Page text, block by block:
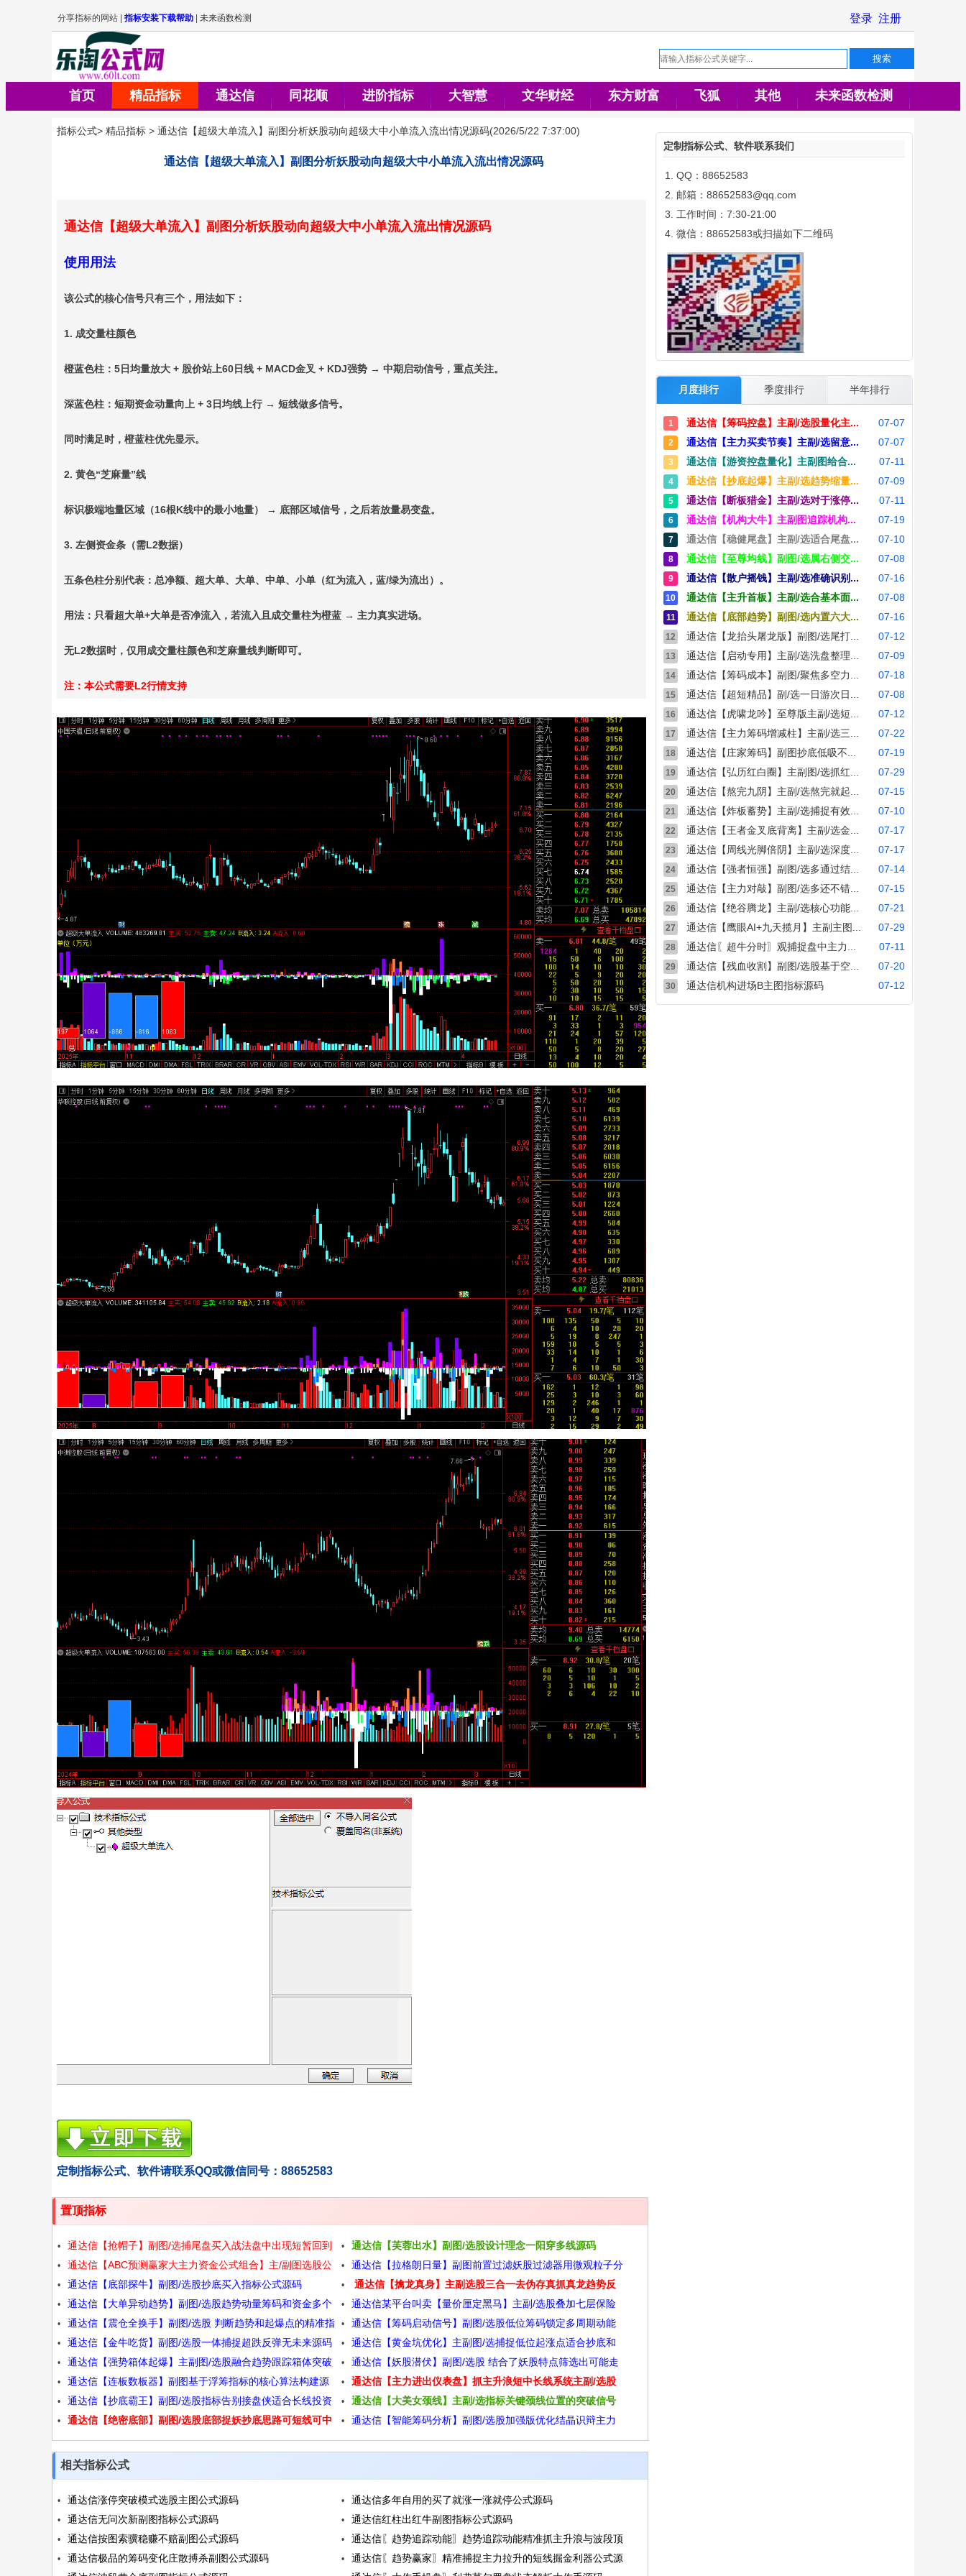
首页 精品指标 通达信 同花顺 进阶指标 大智慧 文华财经 东方财富 飞狐 其他 未来函数检测
指标公式> 精品指标 > 通达信【超级大单流入】副图分析妖股动向超级大中小单流入流出情况源码(2026/5/22 7:37:00)
通达信【超级大单流入】副图分析妖股动向超级大中小单流入流出情况源码
通达信【超级大单流入】副图分析妖股动向超级大中小单流入流出情况源码
使用用法
该公式的核心信号只有三个，用法如下：
1. 成交量柱颜色
橙蓝色柱：5日均量放大 + 股价站上60日线 + MACD金叉 + KDJ强势 → 中期启动信号，重点关注。
深蓝色柱：短期资金动量向上 + 3日均线上行 → 短线做多信号。
同时满足时，橙蓝柱优先显示。
2. 黄色“芝麻量”线
标识极端地量区域（16根K线中的最小地量） → 底部区域信号，之后若放量易变盘。
3. 左侧资金条（需L2数据）
五条色柱分别代表：总净额、超大单、大单、中单、小单（红为流入，蓝/绿为流出）。
用法：只看超大单+大单是否净流入，若流入且成交量柱为橙蓝 → 主力真实进场。
无L2数据时，仅用成交量柱颜色和芝麻量线判断即可。
注：本公式需要L2行情支持
定制指标公式、软件请联系QQ或微信同号：88652583
置顶指标
通达信【抢帽子】副图/选捕尾盘买入战法盘中出现短暂回到
尾盘又重新走强源码
通达信【芙蓉出水】副图/选股设计理念一阳穿多线源码
通达信【ABC预测赢家大主力资金公式组合】主/副图选股公
式大资金波段趋势判断牛股源码
通达信【拉格朗日量】副图前置过滤妖股过滤器用微观粒子分
支选股源码
通达信【底部探牛】副图/选股抄底买入指标公式源码 通达信【擒龙真身】主副选股三合一去伪存真抓真龙趋势反
转一剑封喉源码
通达信【大单异动趋势】副图/选股趋势动量筹码和资金多个
维度看清庄家源码
通达信某平台叫卖【量价厘定黑马】主副/选股叠加七层保险
跳出黄钻发令枪源码
通达信【震仓全换手】副图/选股 判断趋势和起爆点的精准指
标 源码
通达信【筹码启动信号】副图/选股低位筹码锁定多周期动能
三重共振源码
通达信【金牛吃货】副图/选股一体捕捉超跌反弹无未来源码 通达信【黄金坑优化】主副图/选捕捉低位起涨点适合抄底和
趋势启动源码
通达信【强势箱体起爆】主副图/选股融合趋势跟踪箱体突破
强势涨停抄底逃顶四功能源码
通达信【妖股潜伏】副图/选股 结合了妖股特点筛选出可能走
出妖股的个股源码
通达信【连板数板器】副图基于浮筹指标的核心算法构建源
码
通达信【主力进出仪表盘】抓主升浪短中长线系统主副/选股
指标源码
通达信【抄底霸王】副图/选股指标告别接盘侠适合长线投资
与短线操作无未来源码
通达信【大美女颈线】主副/选指标关键颈线位置的突破信号
并辅助判断买卖时机源码
通达信【绝密底部】副图/选股底部捉妖抄底思路可短线可中
线源码
通达信【智能筹码分析】副图/选股加强版优化结晶识辩主力
筹码源码
相关指标公式
通达信涨停突破模式选股主图公式源码
通达信多年自用的买了就涨一涨就停公式源码
通达信无问次新副图指标公式源码
通达信红柱出红牛副图指标公式源码
通达信按图索骥稳赚不赔副图公式源码
通达信〖趋势追踪动能〗趋势追踪动能精准抓主升浪与波段顶
底源码
通达信极品的筹码变化庄散搏杀副图公式源码 通达信〖趋势赢家〗精准捕捉主力拉升的短线掘金利器公式源
定制指标公式、软件联系我们
QQ：88652583
邮箱：88652583@qq.com
工作时间：7:30-21:00
微信：88652583或扫描如下二维码
月度排行 季度排行 半年排行
1 通达信【筹码控盘】主副/选股量化主... 07-07
2 通达信【主力买卖节奏】主副/选留意... 07-07
3 通达信【游资控盘量化】主副图给合... 07-11
4 通达信【抄底起爆】主副/选趋势缩量... 07-09
5 通达信【断板猎金】主副/选对于涨停... 07-11
6 通达信【机构大牛】主副图追踪机构... 07-19
7 通达信【稳健尾盘】主副/选适合尾盘... 07-10
8 通达信【至尊均线】副图/选属右侧交... 07-08
9 通达信【散户摇钱】主副/选准确识别... 07-16
10 通达信【主升首板】主副/选合基本面... 07-08
11 通达信【底部趋势】副图/选内置六大... 07-16
12 通达信【龙抬头屠龙版】副图/选尾打... 07-12
13 通达信【启动专用】主副/选洗盘整理... 07-09
14 通达信【筹码成本】副图/聚焦多空力... 07-18
15 通达信【超短精品】副/选一日游次日... 07-08
16 通达信【虎啸龙吟】至尊版主副/选短... 07-12
17 通达信【主力筹码增减柱】主副/选三... 07-22
18 通达信【庄家筹码】副图抄底低吸不... 07-19
19 通达信【弘历红白圈】主副图/选抓红... 07-29
20 通达信【熬完九阴】主副/选熬完就起... 07-15
21 通达信【炸板蓄势】主副/选捕捉有效... 07-10
22 通达信【王者金叉底背离】主副/选金... 07-17
23 通达信【周线光脚倍阴】主副/选深度... 07-17
24 通达信【强者恒强】副图/选多通过结... 07-14
25 通达信【主力对敲】副图/选多还不错... 07-15
26 通达信【绝谷腾龙】主副/选核心功能... 07-21
27 通达信【鹰眼AI+九天揽月】主副主图... 07-29
28 通达信〖超牛分时〗观捕捉盘中主力... 07-11
29 通达信【残血收割】副图/选股基于空... 07-20
30 通达信机构进场B主图指标源码 07-12